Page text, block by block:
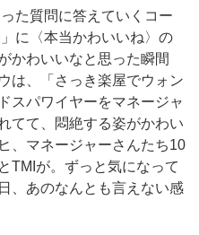
た質問に答えていくコー
に〈本当かわいいね〉の
かわいいなと思った瞬間
は、「さっき楽屋でウォン
スパワイヤーをマネージャ
てて、悶絶する姿がかわい
、マネージャーさんたち10
TMIが。ずっと気になって
、あのなんとも言えない感